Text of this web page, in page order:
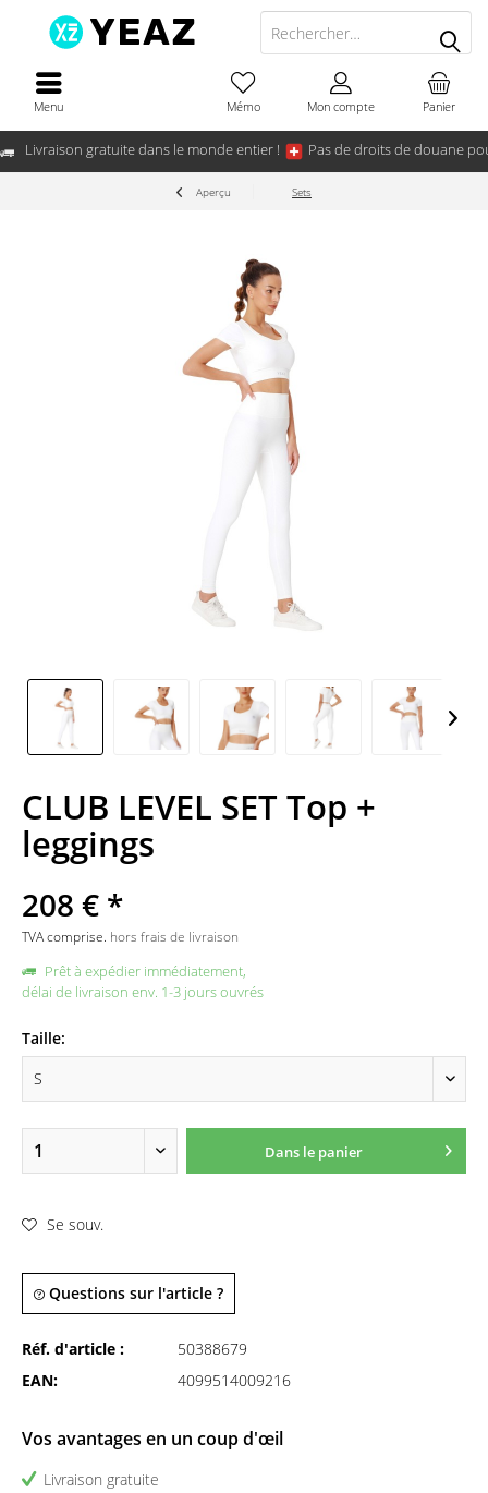
Livraison gratuite dans le monde entier ! Pas de droits de douane
Menu Panier
Mémo Mon compte
Aperçu Sets
CLUB LEVEL SET Top +
leggings
208 € *
TVA comprise. hors frais de livraison
Prêt à expédier immédiatement,
délai de livraison env. 1-3 jours ouvrés
Taille:
Dans le panier
Se souv.
Questions sur l'article ?
Réf. d'article :
50388679
EAN:
4099514009216
Vos avantages en un coup d'œil
Livraison gratuite